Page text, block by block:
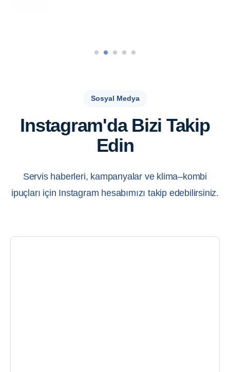
Sosyal Medya
Instagram'da Bizi Takip
Edin
Servis haberleri, kampanyalar ve klima–kombi
ipuçları için Instagram hesabımızı takip edebilirsiniz.